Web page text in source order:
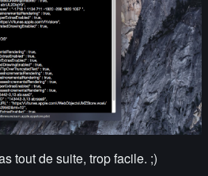
tout de suite, trop facile. ;)